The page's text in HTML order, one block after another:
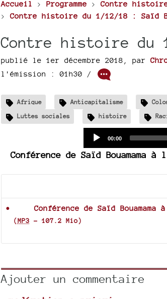
Accueil > Programme >Contre
>Contre histoire du 1/12/18 : Saïd
Contre histoire du
publié le 1er décembre 2018 par
l'émission : 01h30 /
Afrique Anticapitalisme
Luttes sociales
histoire
Current
00:00
Conférence de Saïd Bouamama
Conférence de Saïd
(MP3 - 107.2 Mio)
Ajouter un commentaire